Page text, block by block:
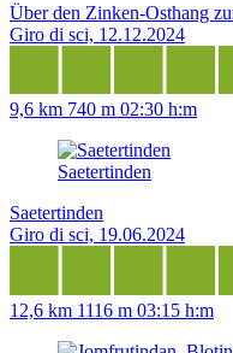
Über den Zinken-Osthang
Giro di sci, 12.12.2024
9,6 km 740 m 02:30 h:m
Saetertinden
Saetertinden
Giro di sci, 19.06.2024
12,6 km 1116 m 03:15 h:m